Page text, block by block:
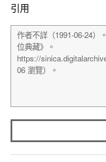
引用